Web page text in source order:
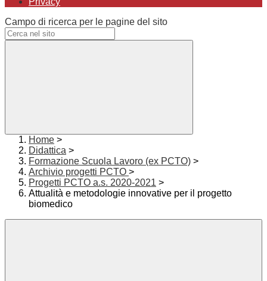
Campo di ricerca per le pagine del sito
Home >
Didattica >
Formazione Scuola Lavoro (ex PCTO) >
Archivio progetti PCTO >
Progetti PCTO a.s. 2020-2021 >
Attualità e metodologie innovative per il progetto
biomedico